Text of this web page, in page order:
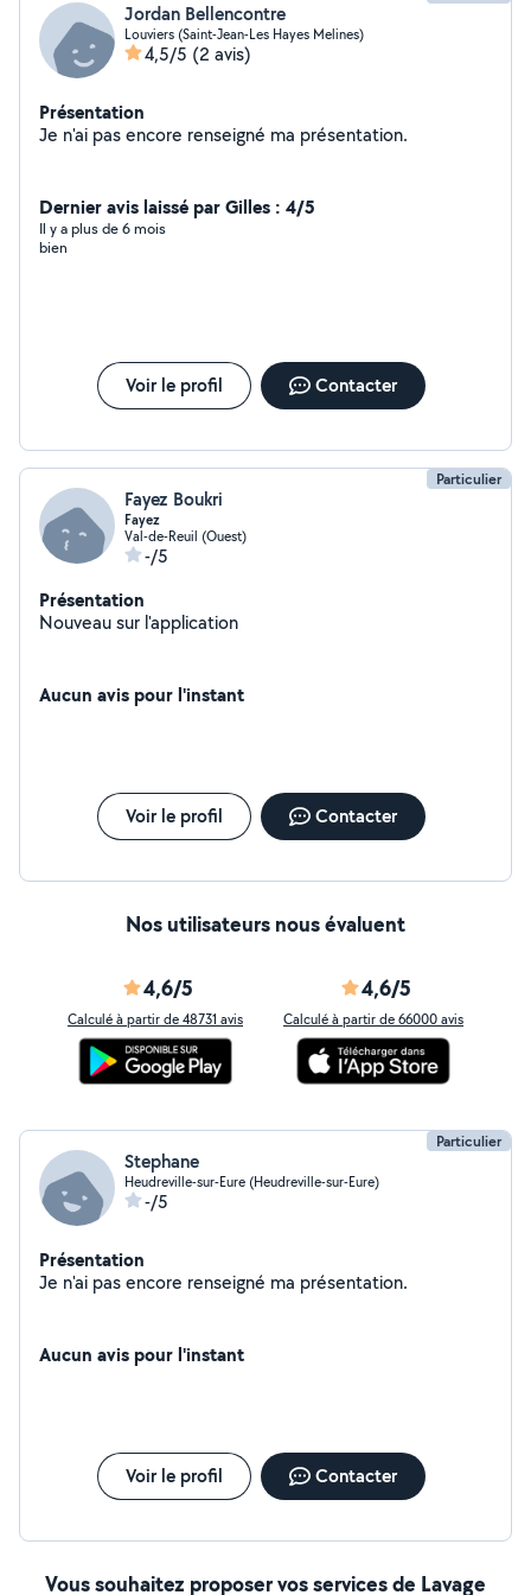
Jordan Bellencontre
Louviers (Saint-Jean-Les Hayes Melines)
4,5/5 (2 avis)
Présentation
Je n'ai pas encore renseigné ma présentation.
Dernier avis laissé par Gilles : 4/5
Il y a plus de 6 mois
bien
Voir le profil Contacter
Particulier
Fayez Boukri
Fayez
Val-de-Reuil (Ouest)
-/5
Présentation
Nouveau sur l'application
Aucun avis pour l'instant
Voir le profil Contacter
Nos utilisateurs nous évaluent
4,6/5
Calculé à partir de 48731 avis
4,6/5
Calculé à partir de 66000 avis
Particulier
Stephane
Heudreville-sur-Eure (Heudreville-sur-Eure)
-/5
Présentation
Je n'ai pas encore renseigné ma présentation.
Aucun avis pour l'instant
Voir le profil Contacter
Vous souhaitez proposer vos services de Lavage